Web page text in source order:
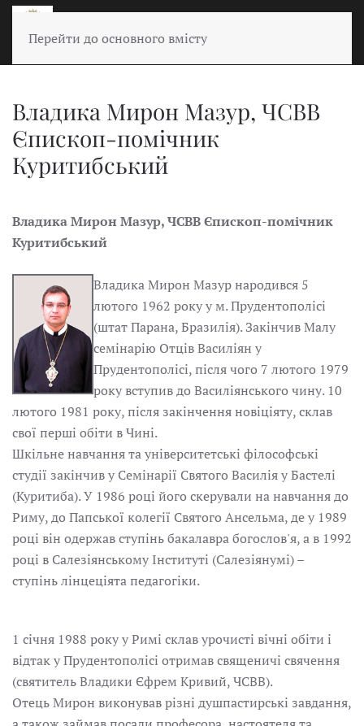
Перейти до основного вмісту
Владика Мирон Мазур, ЧСВВ
Єпископ-помічник
Куритибський
Владика Мирон Мазур, ЧСВВ Єпископ-помічник
Куритибський
Владика Мирон Мазур народився 5
лютого 1962 року у м. Прудентополісі
(штат Парана, Бразилія). Закінчив Малу
семінарію Отців Василіян у
Прудентополісі, після чого 7 лютого 1979
року вступив до Василіянського чину. 10
лютого 1981 року, після закінчення новіціяту, склав
свої перші обіти в Чині.
Шкільне навчання та університетські філософські
студії закінчив у Семінарії Святого Василія у Бастелі
(Куритиба). У 1986 році його скерували на навчання до
Риму, до Папської колегії Святого Ансельма, де у 1989
році він одержав ступінь бакалавра богослов'я, а в 1992
році в Салезіянському Інституті (Салезіянумі) –
ступінь лінцеціята педагогіки.
1 січня 1988 року у Римі склав урочисті вічні обіти і
відтак у Прудентополісі отримав священичі свячення
(святитель Владики Єфрем Кривий, ЧСВВ).
Отець Мирон виконував різні душпастирські завдання,